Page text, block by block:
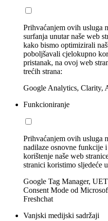
Prihvaćanjem ovih usluga
surfanja unutar naše web
kako bismo optimizirali
poboljšavali cjelokupno
pristanak, na ovoj web
trećih strana:
Google Analytics, Clarity,
Funkcioniranje
Prihvaćanjem ovih usluga
nadilaze osnovne funkcije
korištenje naše web
stranici koristimo sljedeće
Google Tag Manager,
Consent Mode od
Freshchat
Vanjski medijski sadržaji